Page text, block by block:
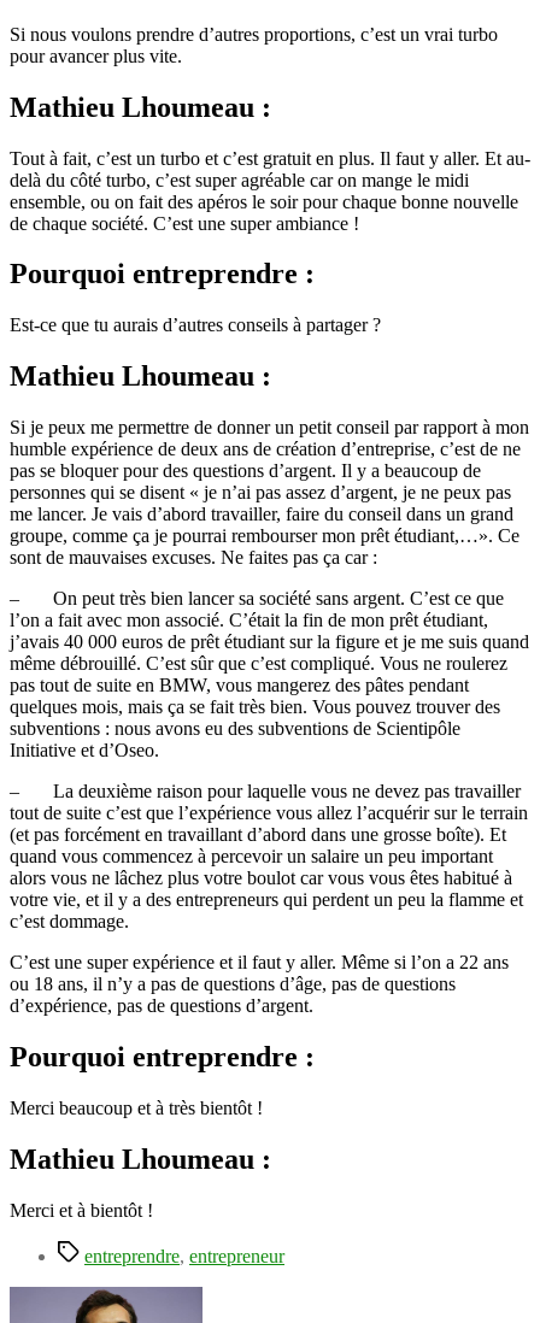
Si nous voulons prendre d’autres proportions, c’est un vrai turbo
pour avancer plus vite.
Mathieu Lhoumeau :
Tout à fait, c’est un turbo et c’est gratuit en plus. Il faut y aller. Et au-
delà du côté turbo, c’est super agréable car on mange le midi
ensemble, ou on fait des apéros le soir pour chaque bonne nouvelle
de chaque société. C’est une super ambiance !
Pourquoi entreprendre :
Est-ce que tu aurais d’autres conseils à partager ?
Mathieu Lhoumeau :
Si je peux me permettre de donner un petit conseil par rapport à mon
humble expérience de deux ans de création d’entreprise, c’est de ne
pas se bloquer pour des questions d’argent. Il y a beaucoup de
personnes qui se disent « je n’ai pas assez d’argent, je ne peux pas
me lancer. Je vais d’abord travailler, faire du conseil dans un grand
groupe, comme ça je pourrai rembourser mon prêt étudiant,…». Ce
sont de mauvaises excuses. Ne faites pas ça car :
– On peut très bien lancer sa société sans argent. C’est ce que
l’on a fait avec mon associé. C’était la fin de mon prêt étudiant,
j’avais 40 000 euros de prêt étudiant sur la figure et je me suis quand
même débrouillé. C’est sûr que c’est compliqué. Vous ne roulerez
pas tout de suite en BMW, vous mangerez des pâtes pendant
quelques mois, mais ça se fait très bien. Vous pouvez trouver des
subventions : nous avons eu des subventions de Scientipôle
Initiative et d’Oseo.
– La deuxième raison pour laquelle vous ne devez pas travailler
tout de suite c’est que l’expérience vous allez l’acquérir sur le terrain
(et pas forcément en travaillant d’abord dans une grosse boîte). Et
quand vous commencez à percevoir un salaire un peu important
alors vous ne lâchez plus votre boulot car vous vous êtes habitué à
votre vie, et il y a des entrepreneurs qui perdent un peu la flamme et
c’est dommage.
C’est une super expérience et il faut y aller. Même si l’on a 22 ans
ou 18 ans, il n’y a pas de questions d’âge, pas de questions
d’expérience, pas de questions d’argent.
Pourquoi entreprendre :
Merci beaucoup et à très bientôt !
Mathieu Lhoumeau :
Merci et à bientôt !
Étiquettes
entreprendre, entrepreneur